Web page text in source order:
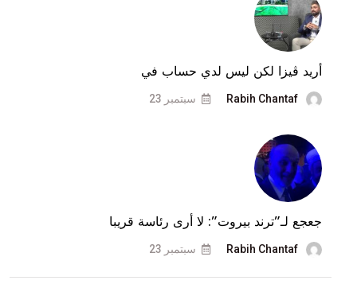
أريد ڤيزا لكن ليس لدي حساب في
Rabih Chantaf سبتمبر 23
جعجع لـ”ترند بيروت”: لا أرى رئاسة قريبا
Rabih Chantaf سبتمبر 23